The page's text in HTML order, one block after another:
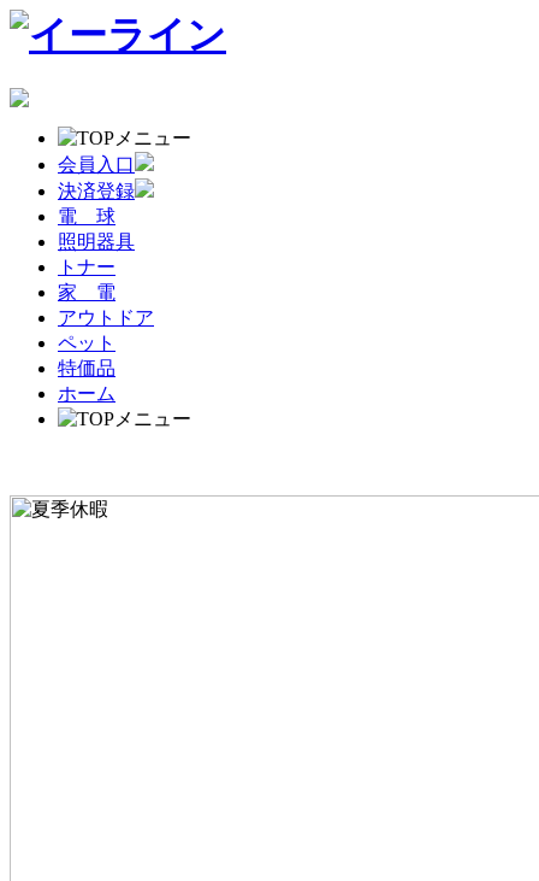
会員入口
決済登録
電 球
照明器具
トナー
家 電
アウトドア
ペット
特価品
ホーム